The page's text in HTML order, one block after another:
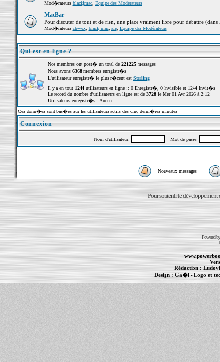
Mod�rateurs blackjmac, Equipe des Modérateurs
MacBar
Pour discuter de tout et de rien, une place vraiment libre pour débattre (dans
Mod�rateurs ch-vox, blackjmac, ale, Equipe des Modérateurs
Qui est en ligne ?
Nos membres ont post� un total de 221225messages
Nous avons 6368membres enregistr�s
L'utilisateur enregistr� le plus r�cent est Sterling
Il y a en tout 1244utilisateurs en ligne :: 0 Enregistr�, 0 Invisible et 1244 Invit�s
Le record du nombre d'utilisateurs en ligne est de 3728le Mer 01 Avr 2026 à 2:12
Utilisateurs enregistr�s : Aucun
Ces donn�es sont bas�es sur les utilisateurs actifs des cinq derni�res minutes
Connexion
Nom d'utilisateur: Mot de passe:
Nouveaux messages
Pour soutenir le développement
Powered
Rédaction :
Design : Ga�l- Logo et